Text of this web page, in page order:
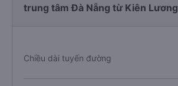
trung tâm Đà Nẵng từ Kiên Lương
Chiều dài tuyến đường